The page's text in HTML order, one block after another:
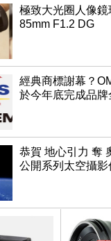
極致大光圈人像
85mm F1.2 DG
經典商標謝幕？
於今年底完成品牌
恭賀 地心引力 奪
公開系列太空攝影